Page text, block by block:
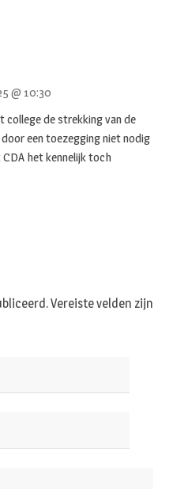
@ 10:30
college de strekking van de
een toezegging niet nodig
het kennelijk toch
Vereiste velden zijn